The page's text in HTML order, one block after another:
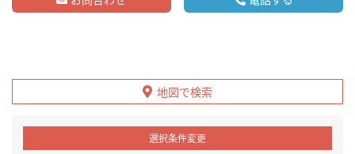
地図で検索
選択条件変更